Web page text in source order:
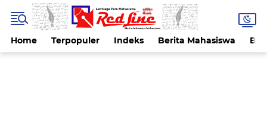
Home Terpopuler Indeks Berita Mahasiswa